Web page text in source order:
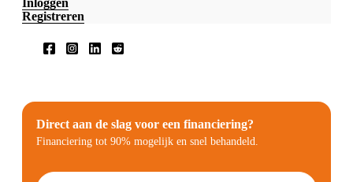
Inloggen
Registreren
Direct aan de slag voor een financiering?
Financiering tot 90% mogelijk en snel behandeld.